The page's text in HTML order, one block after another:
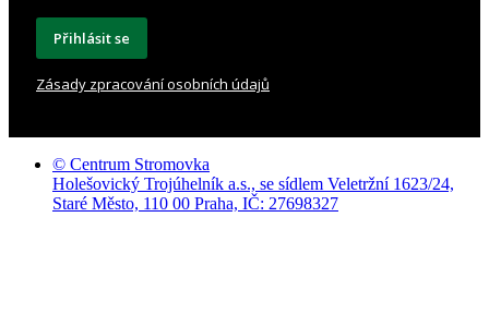
Přihlásit se
Zásady zpracování osobních údajů
© Centrum Stromovka
Holešovický Trojúhelník a.s., se sídlem Veletržní 1623/24,
Staré Město, 110 00 Praha, IČ: 27698327